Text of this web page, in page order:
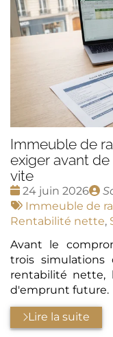
Immeuble de
exiger avant
vite
Date
:
24 juin 2026
Tags
:
Immeuble de
Rentabilité nette,
Avant le
trois simulations
rentabilité nette,
d'emprunt future.
Lire la suite